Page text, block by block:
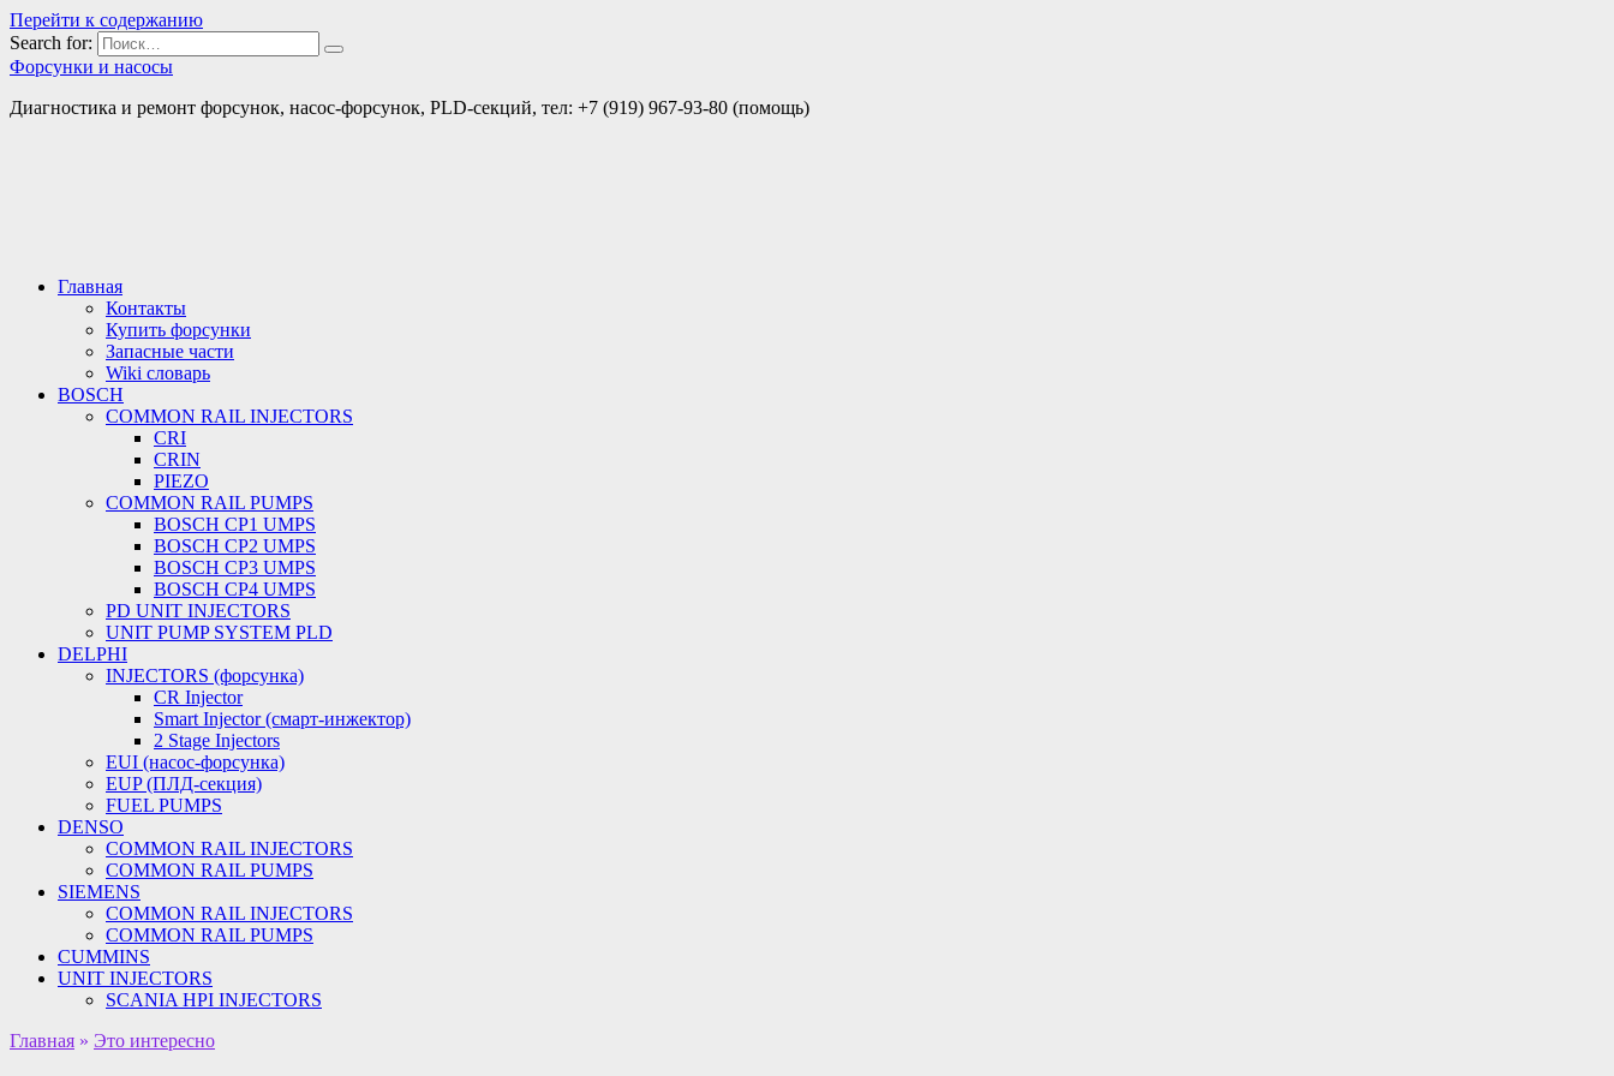
Перейти к содержанию
Search for:
Форсунки и насосы
Диагностика и ремонт форсунок, насос-форсунок, PLD-секций, тел: +7 (919) 967-93-80 (помощь)
Главная
Контакты
Купить форсунки
Запасные части
Wiki словарь
BOSCH
COMMON RAIL INJECTORS
CRI
CRIN
PIEZO
COMMON RAIL PUMPS
BOSCH CP1 UMPS
BOSCH CP2 UMPS
BOSCH CP3 UMPS
BOSCH CP4 UMPS
PD UNIT INJECTORS
UNIT PUMP SYSTEM PLD
DELPHI
INJECTORS (форсунка)
CR Injector
Smart Injector (смарт-инжектор)
2 Stage Injectors
EUI (насос-форсунка)
EUP (ПЛД-секция)
FUEL PUMPS
DENSO
COMMON RAIL INJECTORS
COMMON RAIL PUMPS
SIEMENS
COMMON RAIL INJECTORS
COMMON RAIL PUMPS
CUMMINS
UNIT INJECTORS
SCANIA HPI INJECTORS
Главная » Это интересно